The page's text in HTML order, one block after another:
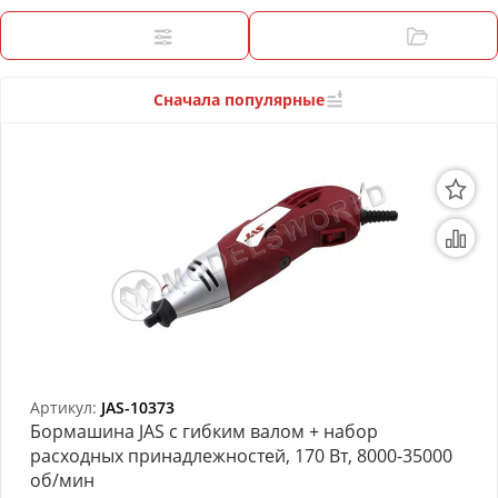
Модели из бумаги
Аэрографы и компрессоры
Материалы для моделизма
Литература для моделиста
Готовые модели
Товары для школы
Модульное рабочее место
Сначала популярные
Артикул: JAS-10373
Бормашина JAS с гибким валом + набор
расходных принадлежностей, 170 Вт, 8000-35000
об/мин